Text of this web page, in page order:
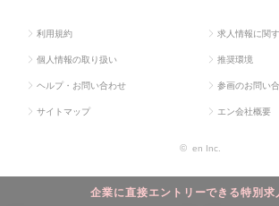
企業に直接エントリーできる特別求
利用規約 求人情報に関
個人情報の取り扱い 推奨環境
ヘルプ・お問い合わせ 参画のお問い
サイトマップ エン会社概要
© en Inc.